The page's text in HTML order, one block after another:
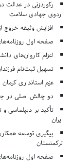
اردوی جهادی سلامت
افزایش وثیقه خروج از
صفحه اول روزنامه‌های 8 مرداد
اعزام کاروان‌های
تسهیل ثبت‌نام
عزم استانداری
دو چالش اصلی در
تأکید بر دیپلماسی و
ایران
پیگیری توسعه
ترکمنستان
صفحه اول روزنامه‌های 7 مرداد